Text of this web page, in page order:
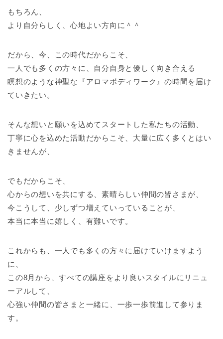
もちろん、
より自分らしく、心地よい方向に＾＾
だから、今、この時代だからこそ、
一人でも多くの方々に、自分自身と優しく向き合える
瞑想のような神聖な『アロマボディワーク』の時間を届け
ていきたい。
そんな想いと願いを込めてスタートした私たちの活動、
丁寧に心を込めた活動だからこそ、大量に広く多くとはい
きませんが、
でもだからこそ、
心からの想いを共にする、素晴らしい仲間の皆さまが、
今こうして、少しずつ増えていっていることが、
本当に本当に嬉しく、有難いです。
これからも、一人でも多くの方々に届けていけますよう
に、
この8月から、すべての講座をより良いスタイルにリニュ
ーアルして、
心強い仲間の皆さまと一緒に、一歩一歩前進して参りま
す。